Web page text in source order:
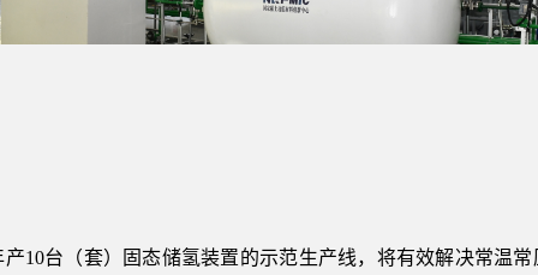
台（套）固态储氢装置的示范生产线，将有效解决常温常